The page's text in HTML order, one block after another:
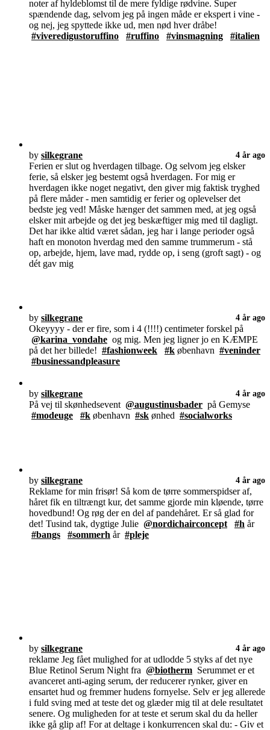
noter af hyldeblomst til de mere fyldige rødvine. Super
spændende dag, selvom jeg på ingen måde er ekspert i vine -
og nej, jeg spyttede ikke ud, men nød hver dråbe!
#viveredigustoruffino
#ruffino #vinsmagning #italien
by silkegrane 4 år ago
Ferien er slut og hverdagen tilbage. Og selvom jeg elsker
ferie, så elsker jeg bestemt også hverdagen. For mig er
hverdagen ikke noget negativt, den giver mig faktisk tryghed
på flere måder - men samtidig er ferier og oplevelser det
bedste jeg ved! Måske hænger det sammen med, at jeg også
elsker mit arbejde og det jeg beskæftiger mig med til dagligt.
Det har ikke altid været sådan, jeg har i lange perioder også
haft en monoton hverdag med den samme trummerum - stå
op, arbejde, hjem, lave mad, rydde op, i seng (groft sagt) - og
dét gav mig
by silkegrane 4 år ago
Okeyyyy - der er fire, som i 4 (!!!!) centimeter forskel på
@karina_vondahe og mig. Men jeg ligner jo en KÆMPE
på det her billede! #fashionweek #k øbenhavn #veninder
#businessandpleasure
by silkegrane 4 år ago
På vej til skønhedsevent @augustinusbader på Gemyse
#modeuge
#k øbenhavn #sk ønhed #socialworks
by silkegrane 4 år ago
Reklame for min frisør! Så kom de tørre sommerspidser af,
håret fik en tiltrængt kur, det samme gjorde min kløende, tørre
hovedbund! Og røg der en del af pandehåret. Er så glad for
det! Tusind tak, dygtige Julie @nordichairconcept #h år
#bangs
#sommerh år #pleje
by silkegrane 4 år ago
reklame Jeg fået mulighed for at udlodde 5 styks af det nye
Blue Retinol Serum Night fra @biotherm Serummet er et
avanceret anti-aging serum, der reducerer rynker, giver en
ensartet hud og fremmer hudens fornyelse. Selv er jeg allerede
i fuld sving med at teste det og glæder mig til at dele resultatet
senere. Og muligheden for at teste et serum skal du da heller
ikke gå glip af! For at deltage i konkurrencen skal du: - Giv et